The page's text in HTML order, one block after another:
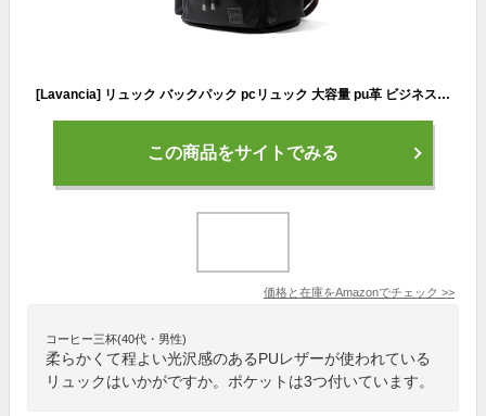
[Lavancia] リュック バックパック pcリュック 大容量 pu革 ビジネスリュック 旅行バッグ 15.6インチpc収納可能 防水 メンズ レディース 男女兼用 カジュアル 通勤 通学 出張 旅行 就活 (ブラック) 【正規品 】
この商品をサイトでみる
価格と在庫をAmazonでチェック >>
コーヒー三杯(40代・男性)
柔らかくて程よい光沢感のあるPUレザーが使われている
リュックはいかがですか。ポケットは3つ付いています。